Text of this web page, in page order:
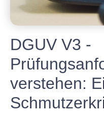
DGUV V3 -
verstehen: